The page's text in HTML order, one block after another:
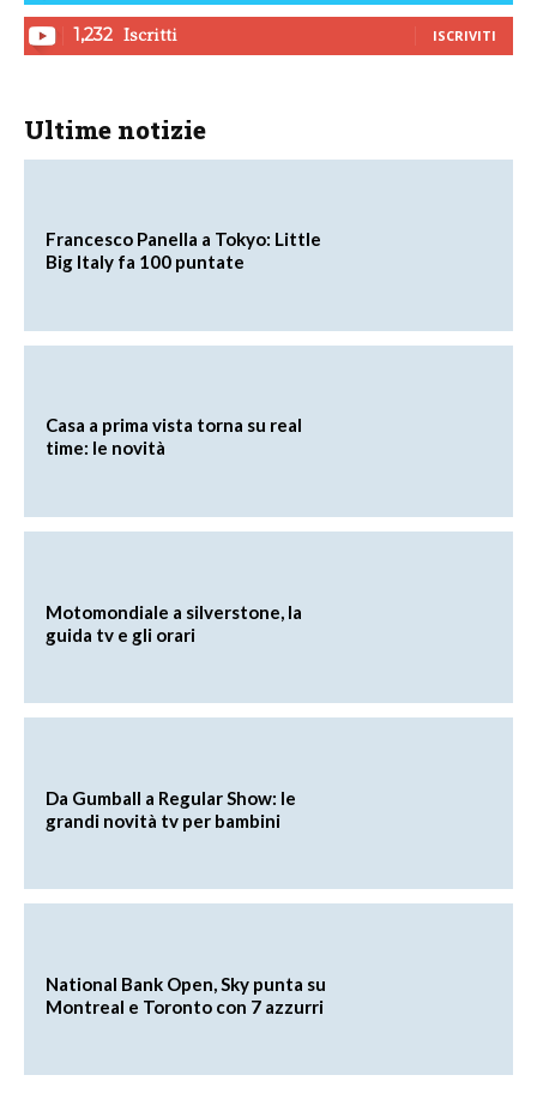
1,232 Iscritti ISCRIVITI
Ultime notizie
Francesco Panella a Tokyo: Little
Big Italy fa 100 puntate
Casa a prima vista torna su real
time: le novità
Motomondiale a silverstone, la
guida tv e gli orari
Da Gumball a Regular Show: le
grandi novità tv per bambini
National Bank Open, Sky punta su
Montreal e Toronto con 7 azzurri